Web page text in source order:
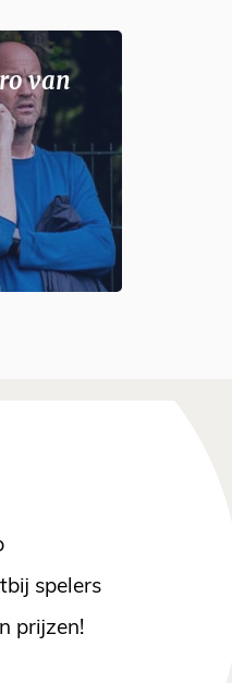
van
spelers
prijzen!